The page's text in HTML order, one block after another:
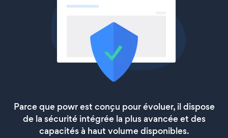
Parce que powr est conçu pour évoluer, il dispose
de la sécurité intégrée la plus avancée et des
capacités à haut volume disponibles.